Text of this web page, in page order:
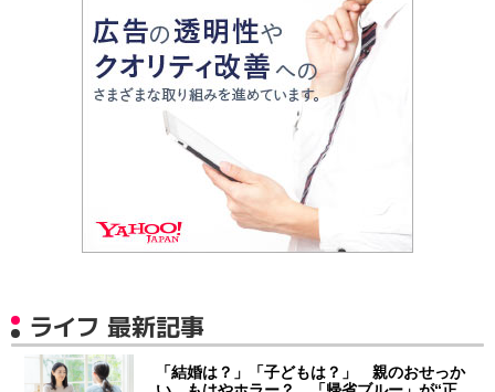
ライフ 最新記事
「結婚は？」「子どもは？」 親のおせっか